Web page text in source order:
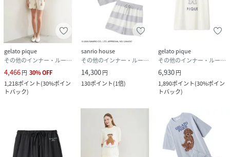
サイズ
品番
RU4176_PWCT262356
PWCT262356-L1-3U RU4176)
gelato pique
その他のインナー・ルームウェア
4,466円 30%OFF
1,218ポイント(30%ポイン
トバック)
sanrio house
その他のインナー・ルームウェア
14,300円
130ポイント(1倍)
gelato pique
その他のインナー・ルームウェア
6,930円
1,890ポイント(30%ポイン
トバック)